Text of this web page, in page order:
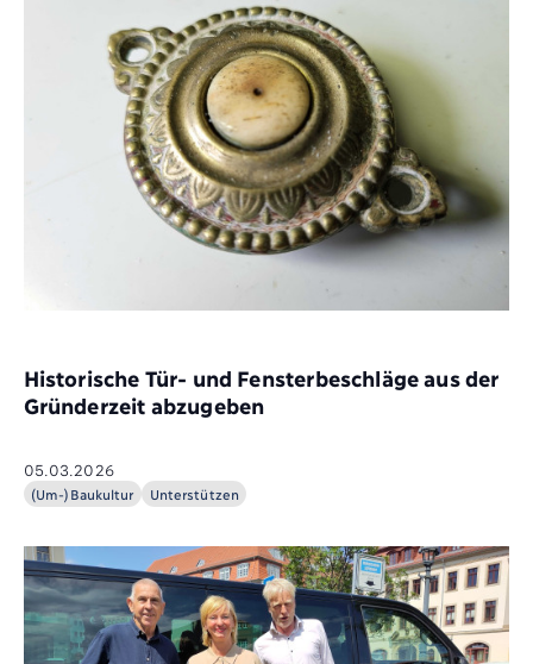
Historische Tür- und Fensterbeschläge aus der
Gründerzeit abzugeben
05.03.2026
(Um-)Baukultur Unterstützen